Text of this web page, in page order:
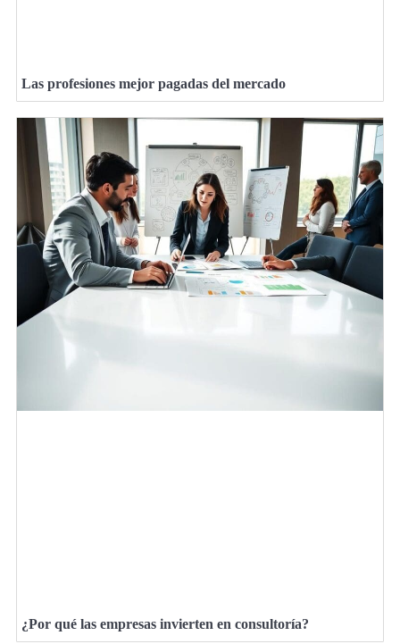
Las profesiones mejor pagadas del mercado
¿Por qué las empresas invierten en consultoría?